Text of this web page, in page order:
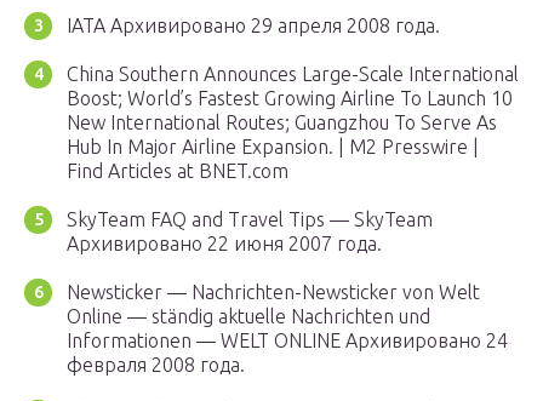
IATA Архивировано 29 апреля 2008 года.
China Southern Announces Large-Scale International
Boost; World’s Fastest Growing Airline To Launch 10
New International Routes; Guangzhou To Serve As
Hub In Major Airline Expansion. | M2 Presswire |
Find Articles at BNET.com
SkyTeam FAQ and Travel Tips — SkyTeam
Архивировано 22 июня 2007 года.
Newsticker — Nachrichten-Newsticker von Welt
Online — ständig aktuelle Nachrichten und
Informationen — WELT ONLINE Архивировано 24
февраля 2008 года.